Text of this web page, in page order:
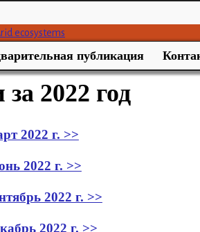
публикация
2022 год
2022 г. >>
2022 г. >>
2022 г. >>
2022 г. >>